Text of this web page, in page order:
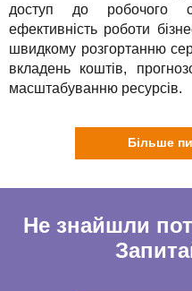
доступ до робочого
ефективність роботи
швидкому розгортанню
вкладень коштів,
масштабуванню ресурсів.
Більше
Не знайшли